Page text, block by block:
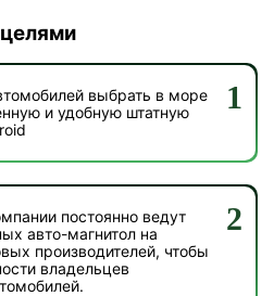
выбрать в море
и удобную штатную
постоянно ведут
авто-магнитол на
производителей, чтобы
владельцев